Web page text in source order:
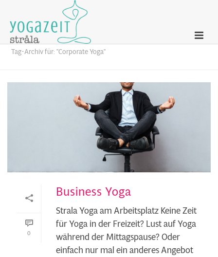
Archives
Tag-Archiv für: "Corporate Yoga"
0
Business Yoga
Strala Yoga am Arbeitsplatz Keine Zeit
für Yoga in der Freizeit? Lust auf Yoga
während der Mittagspause? Oder
einfach nur mal ein anderes Angebot